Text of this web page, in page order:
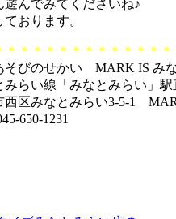
遊んでみてくださいね♪
おります。
＊＊＊＊＊＊＊＊＊＊＊＊＊
そびのせかい MARK IS み
みらい線「みなとみらい」
西区みなとみらい3-5-1
650-1231